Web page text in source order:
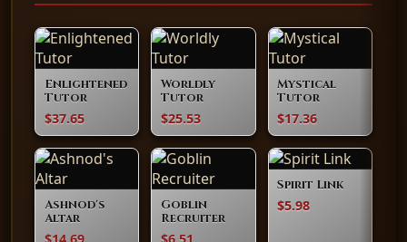
Enlightened
Tutor
$37.65
Worldly
Tutor
$25.53
Mystical
Tutor
$17.36
Ashnod's
Altar
$14.69
Goblin
Recruiter
$6.51
Spirit Link
$5.98